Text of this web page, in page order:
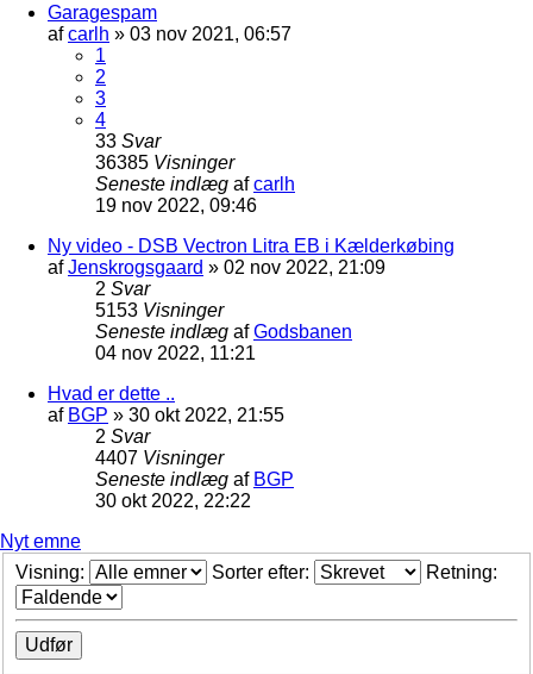
Garagespam
afcarlh » 03 nov 2021, 06:57
1
2
3
4
33 Svar
36385 Visninger
Seneste indlæg afcarlh
19 nov 2022, 09:46
Ny video - DSB Vectron Litra EB i Kælderkøbing
afJenskrogsgaard » 02 nov 2022, 21:09
2 Svar
5153 Visninger
Seneste indlæg afGodsbanen
04 nov 2022, 11:21
Hvad er dette ..
af BGP » 30 okt 2022, 21:55
2 Svar
4407 Visninger
Seneste indlæg af BGP
30 okt 2022, 22:22
Nyt emne
Visning:
Sorter efter: Retning: